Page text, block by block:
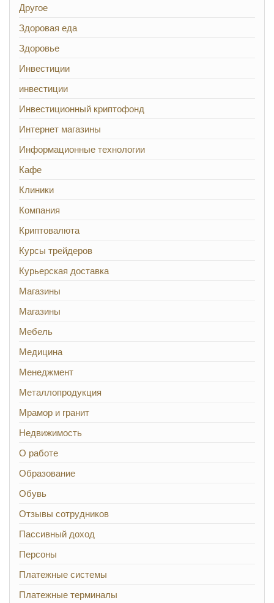
Другое
Здоровая еда
Здоровье
Инвестиции
инвестиции
Инвестиционный криптофонд
Интернет магазины
Информационные технологии
Кафе
Клиники
Компания
Криптовалюта
Курсы трейдеров
Курьерская доставка
Магазины
Магазины
Мебель
Медицина
Менеджмент
Металлопродукция
Мрамор и гранит
Недвижимость
О работе
Образование
Обувь
Отзывы сотрудников
Пассивный доход
Персоны
Платежные системы
Платежные терминалы